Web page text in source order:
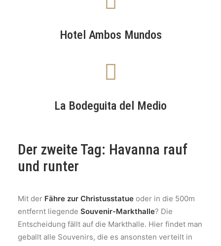
Hotel Ambos Mundos
La Bodeguita del Medio
Der zweite Tag: Havanna rauf
und runter
Mit der Fähre zur Christusstatue oder in die 500m
entfernt liegende Souvenir-Markthalle? Die
Entscheidung fällt auf die Markthalle. Hier findet man
geballt alle Souvenirs, die es ansonsten verteilt in